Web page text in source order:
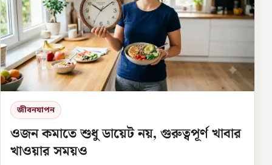
জীবনযাপন
ওজন কমাতে শুধু ডায়েট নয়, গুরুত্বপূর্ণ খাবার
খাওয়ার সময়ও